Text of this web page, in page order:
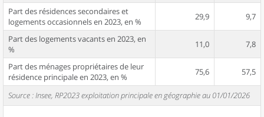
Part des résidences secondaires et
logements occasionnels en 2023, en %
29,9 9,7
Part des logements vacants en 2023, en
%
11,0 7,8
Part des ménages propriétaires de leur
résidence principale en 2023, en %
75,6 57,5
Source : Insee, RP2023 exploitation principale en géographie au 01/01/2026